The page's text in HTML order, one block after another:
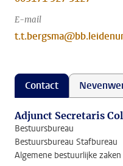
E-mail
Contact
Adjunct Secretaris
Bestuursbureau
Bestuursbureau Stafbureau
Algemene bestuurlijke zaken